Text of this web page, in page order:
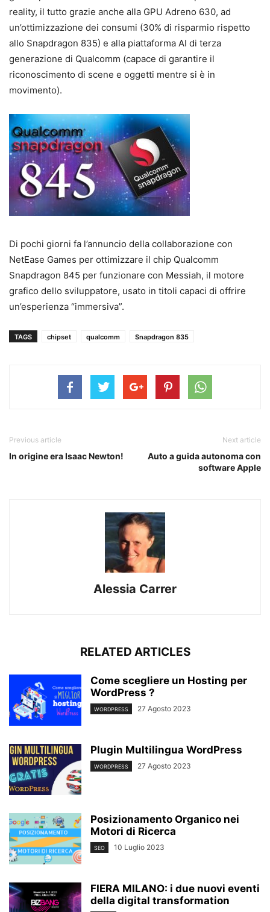
reality, il tutto grazie anche alla GPU Adreno 630, ad
un’ottimizzazione dei consumi (30% di risparmio rispetto
allo Snapdragon 835) e alla piattaforma AI di terza
generazione di Qualcomm (capace di garantire il
riconoscimento di scene e oggetti mentre si è in
movimento).
Di pochi giorni fa l’annuncio della collaborazione con
NetEase Games per ottimizzare il chip Qualcomm
Snapdragon 845 per funzionare con Messiah, il motore
grafico dello sviluppatore, usato in titoli capaci di offrire
un’esperienza “immersiva”.
TAGS chipset qualcomm Snapdragon 835
Previous article
In origine era Isaac Newton!
Next article
Auto a guida autonoma con
software Apple
Alessia Carrer
RELATED ARTICLES
Come scegliere un Hosting per
WordPress ?
WORDPRESS 27 Agosto 2023
Plugin Multilingua WordPress
WORDPRESS 27 Agosto 2023
Posizionamento Organico nei
Motori di Ricerca
SEO 10 Luglio 2023
FIERA MILANO: i due nuovi eventi
della digital transformation